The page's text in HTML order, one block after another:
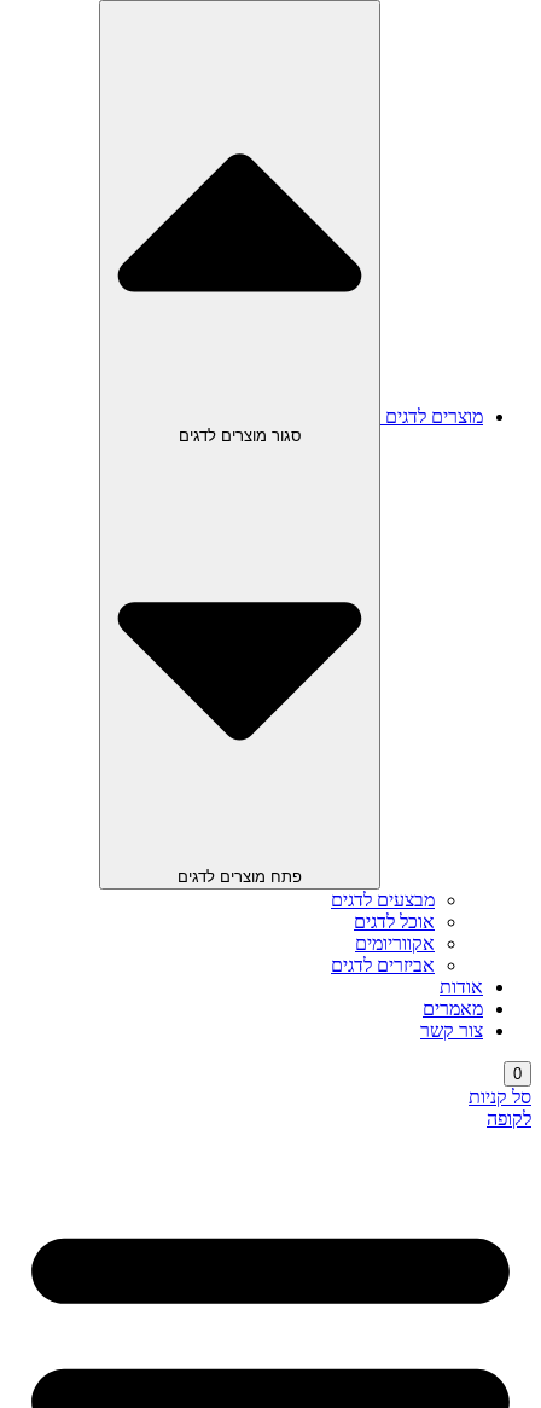
מוצרים לדגים
סגור מוצרים לדגים
פתח מוצרים לדגים
מבצעים לדגים
אוכל לדגים
אקווריומים
אביזרים לדגים
אודות
מאמרים
צור קשר
0
סל קניות
לקופה